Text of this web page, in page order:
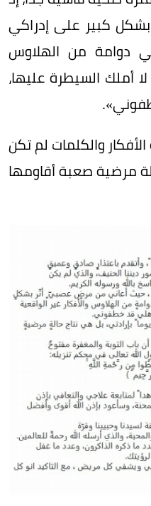
كبير على إدراكي
دوامة من الهلاوس
أملك السيطرة عليها،
والكلمات لم تكن
مرضية صعبة أقاومها